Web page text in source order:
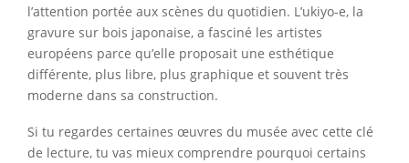
l’attention portée aux scènes du quotidien. L’ukiyo-e, la
gravure sur bois japonaise, a fasciné les artistes
européens parce qu’elle proposait une esthétique
différente, plus libre, plus graphique et souvent très
moderne dans sa construction.
Si tu regardes certaines œuvres du musée avec cette clé
de lecture, tu vas mieux comprendre pourquoi certains